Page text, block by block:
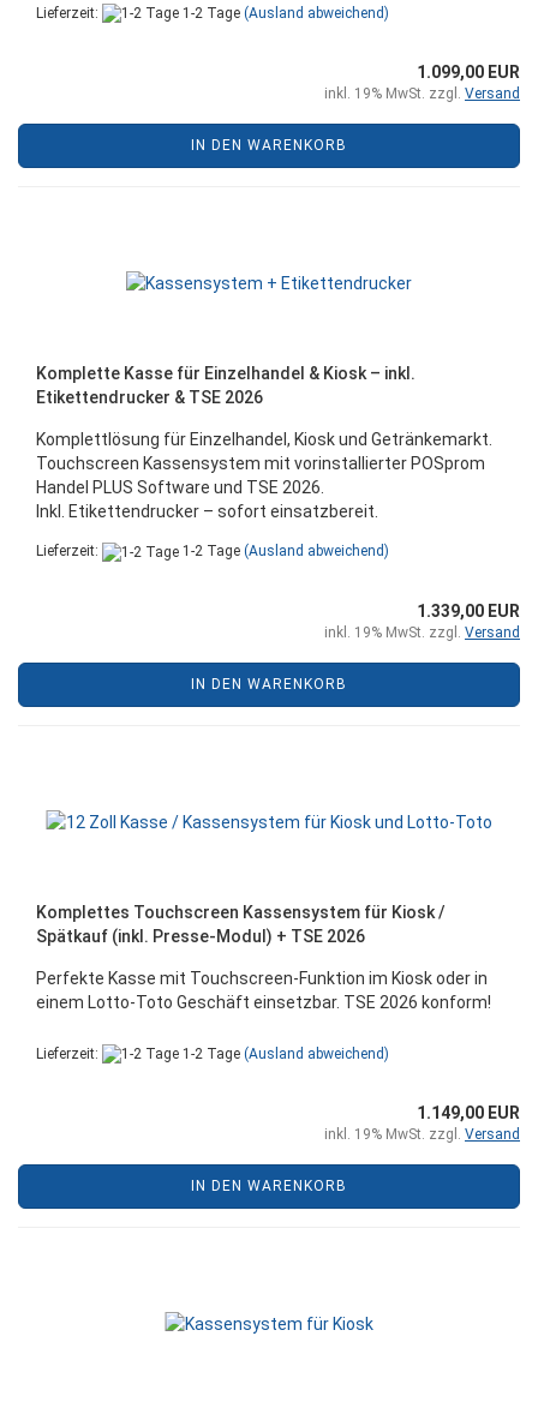
Lieferzeit: 1-2 Tage (Ausland abweichend)
1.099,00 EUR
inkl. 19% MwSt. zzgl. Versand
IN DEN WARENKORB
Komplette Kasse für Einzelhandel & Kiosk – inkl.
Etikettendrucker & TSE 2026
Komplettlösung für Einzelhandel, Kiosk und Getränkemarkt.
Touchscreen Kassensystem mit vorinstallierter POSprom
Handel PLUS Software und TSE 2026.
Inkl. Etikettendrucker – sofort einsatzbereit.
Lieferzeit: 1-2 Tage (Ausland abweichend)
1.339,00 EUR
inkl. 19% MwSt. zzgl. Versand
IN DEN WARENKORB
Komplettes Touchscreen Kassensystem für Kiosk /
Spätkauf (inkl. Presse-Modul) + TSE 2026
Perfekte Kasse mit Touchscreen-Funktion im Kiosk oder in
einem Lotto-Toto Geschäft einsetzbar. TSE 2026 konform!
Lieferzeit: 1-2 Tage (Ausland abweichend)
1.149,00 EUR
inkl. 19% MwSt. zzgl. Versand
IN DEN WARENKORB